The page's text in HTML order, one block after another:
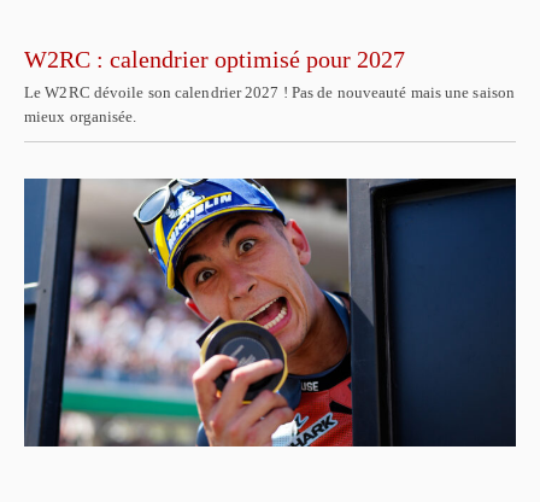
W2RC : calendrier optimisé pour 2027
Le W2RC dévoile son calendrier 2027 ! Pas de nouveauté mais une saison
mieux organisée.